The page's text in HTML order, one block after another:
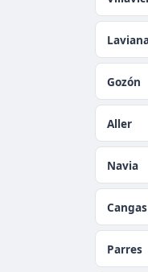
Gozón
Aller
Navia
Parres